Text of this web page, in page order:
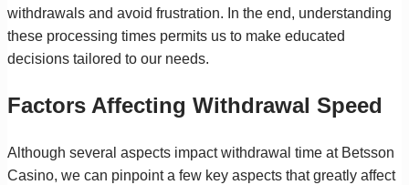
withdrawals and avoid frustration. In the end, understanding
these processing times permits us to make educated
decisions tailored to our needs.
Factors Affecting Withdrawal Speed
Although several aspects impact withdrawal time at Betsson
Casino, we can pinpoint a few key aspects that greatly affect